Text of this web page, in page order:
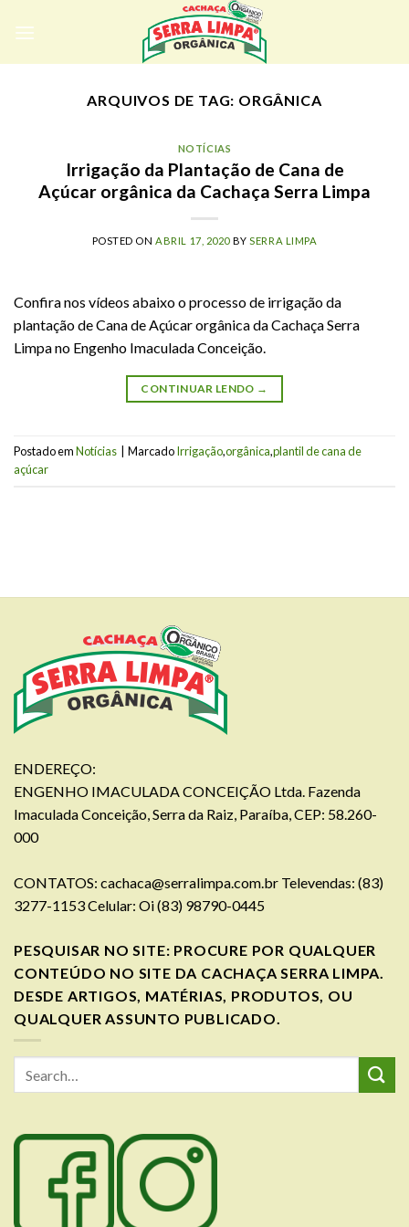
ARQUIVOS DE TAG: ORGÂNICA
NOTÍCIAS
Irrigação da Plantação de Cana de
Açúcar orgânica da Cachaça Serra Limpa
POSTED ON ABRIL 17, 2020 BY SERRA LIMPA
Confira nos vídeos abaixo o processo de irrigação da
plantação de Cana de Açúcar orgânica da Cachaça Serra
Limpa no Engenho Imaculada Conceição.
CONTINUAR LENDO →
Postado emNotícias MarcadoIrrigação,orgânica,plantil de cana de
açúcar
ENDEREÇO:
ENGENHO IMACULADA CONCEIÇÃO Ltda. Fazenda
Imaculada Conceição, Serra da Raiz, Paraíba, CEP: 58.260-
000
CONTATOS: cachaca@serralimpa.com.br Televendas: (83)
3277-1153 Celular: Oi (83) 98790-0445
PESQUISAR NO SITE: PROCURE POR QUALQUER
CONTEÚDO NO SITE DA CACHAÇA SERRA LIMPA.
DESDE ARTIGOS, MATÉRIAS, PRODUTOS, OU
QUALQUER ASSUNTO PUBLICADO.